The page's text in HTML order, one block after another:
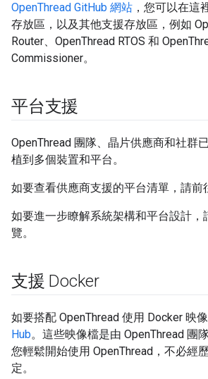
OpenThread GitHub 網站 ，您可以在這
存放區，以及其他支援存放區，例如
Router、OpenThread RTOS 和
Commissioner。
平台支援
OpenThread 團隊、晶片供應商和社群
植到多個裝置和平台。
如要查看供應商支援的平台清單，請前
如要進一步瞭解系統架構和平台設計，
覽。
支援 Docker
如要搭配 OpenThread 使用 Docker 映
Hub。這些映像檔是由 OpenThread 團
您輕鬆開始使用 OpenThread，不必經
定。